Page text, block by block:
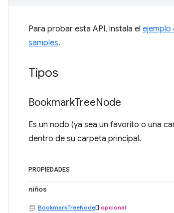
Para probar esta API, instala el ejemplo
samples.
Tipos
BookmarkTreeNode
Es un nodo (ya sea un favorito o una
dentro de su carpeta principal.
PROPIEDADES
niños
BookmarkTreeNode[] opcional